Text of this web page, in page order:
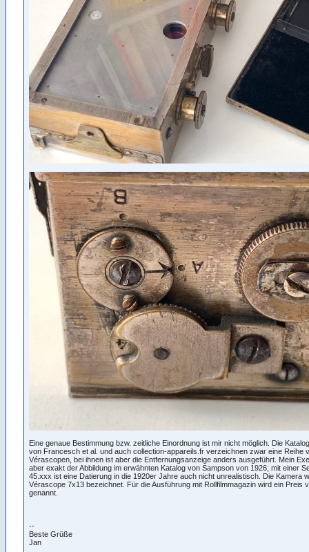
Eine genaue Bestimmung bzw. zeitliche Einordnung ist mir nicht möglich. Die
von Francesch et al. und auch collection-appareils.fr verzeichnen zwar eine Reihe
Vérascopen, bei ihnen ist aber die Entfernungsanzeige anders ausgeführt. Mein
aber exakt der Abbildung im erwähnten Katalog von Sampson von 1926; mit einer
45.xxx ist eine Datierung in die 1920er Jahre auch nicht unrealistisch. Die Kamera
Vérascope 7x13 bezeichnet. Für die Ausführung mit Rollfilmmagazin wird ein Preis
genannt.
--
Beste Grüße
Jan